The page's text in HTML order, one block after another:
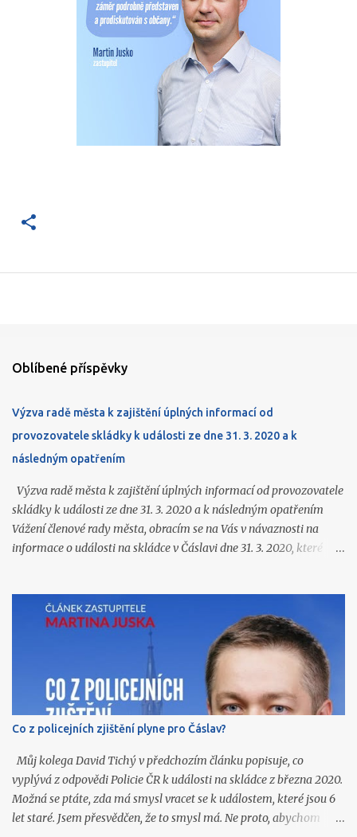
Oblíbené příspěvky
Výzva radě města k zajištění úplných informací od
provozovatele skládky k události ze dne 31. 3. 2020 a k
následným opatřením
Výzva radě města k zajištění úplných informací od provozovatele
skládky k události ze dne 31. 3. 2020 a k následným opatřením
Vážení členové rady města, obracím se na Vás v návaznosti na
informace o události na skládce v Čáslavi dne 31. 3. 2020, které
k-vybuchu-pozaru-na.html ) a o kterých jsem Vás souhrnně
informoval na zasedání zastupitelstva 22. 6. 2026. Ze zmíněného
vyrozumění a z navazujících podkladů podle mého názoru
vyplývají další závažné otázky, které dosud nejsou veřejnosti
srozumitelně a úplně zodpovězeny. Skládka v Čáslavi je zařízení,
jehož provoz dlouhodobě ovlivňuje život ve městě. V letošním roce
došlo k zahájení provozu další etapy skládkování o objemu téměř
600 tis. m 3 , jejíž provoz dle odhadů potrvá minimálně několik
let. Občané města proto potřebují vědět, co se na skládce skutečně
stalo, jaká opatření byla p...
Co z policejních zjištění plyne pro Čáslav?
Můj kolega David Tichý v předchozím článku popisuje, co
vyplývá z odpovědi Policie ČR k události na skládce z března 2020.
Možná se ptáte, zda má smysl vracet se k událostem, které jsou 6
let staré. Jsem přesvědčen, že to smysl má. Ne proto, abychom